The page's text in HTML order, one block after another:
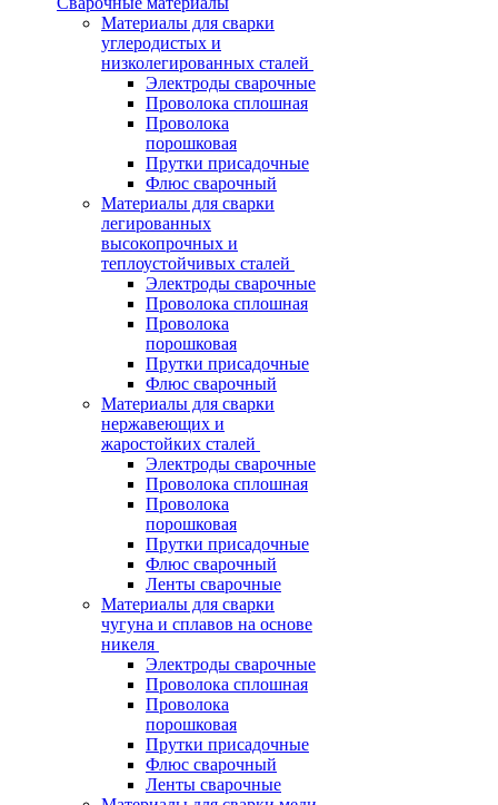
Материалы для сварки
углеродистых и
низколегированных сталей
Электроды сварочные
Проволока сплошная
Проволока
порошковая
Прутки присадочные
Флюс сварочный
Материалы для сварки
легированных
высокопрочных и
теплоустойчивых сталей
Электроды сварочные
Проволока сплошная
Проволока
порошковая
Прутки присадочные
Флюс сварочный
Материалы для сварки
нержавеющих и
жаростойких сталей
Электроды сварочные
Проволока сплошная
Проволока
порошковая
Прутки присадочные
Флюс сварочный
Ленты сварочные
Материалы для сварки
чугуна и сплавов на основе
никеля
Электроды сварочные
Проволока сплошная
Проволока
порошковая
Прутки присадочные
Флюс сварочный
Ленты сварочные